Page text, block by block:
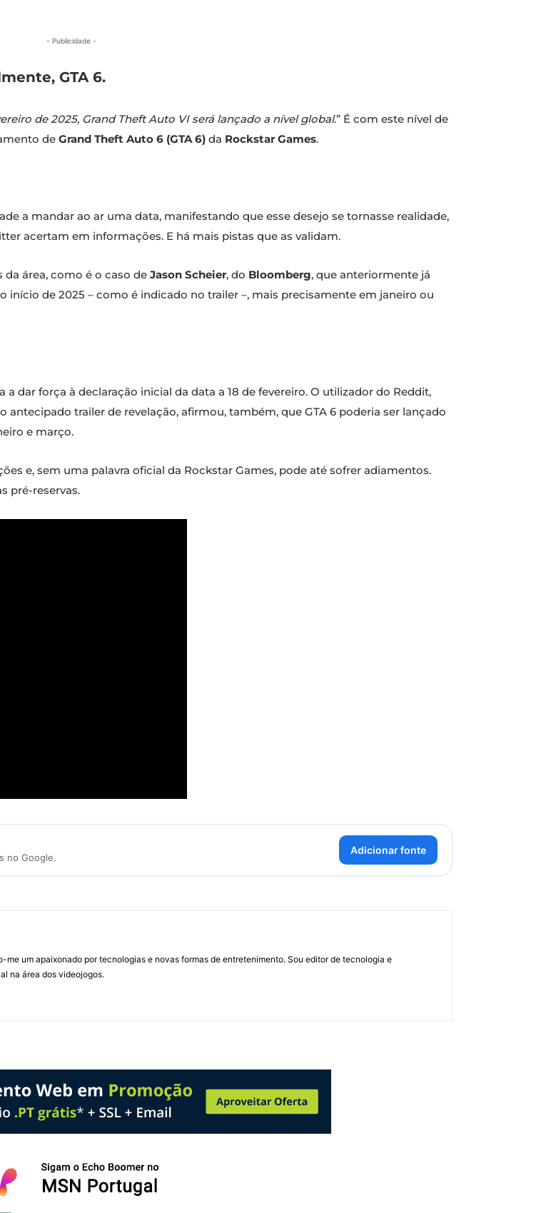
- Publicidade -
GTA 6.
de 2025, Grand Theft Auto VI será lançado a nível global.” É com este nível de
de Grand Theft Auto 6 (GTA 6) da Rockstar Games.
a mandar ao ar uma data, manifestando que esse desejo se tornasse realidade,
acertam em informações. E há mais pistas que as validam.
área, como é o caso de Jason Scheier, do Bloomberg, que anteriormente já
de 2025 – como é indicado no trailer –, mais precisamente em janeiro ou
dar força à declaração inicial da data a 18 de fevereiro. O utilizador do Reddit,
trailer de revelação, afirmou, também, que GTA 6 poderia ser lançado
e março.
e, sem uma palavra oficial da Rockstar Games, pode até sofrer adiamentos.
pré-reservas.
no Google.
Adicionar fonte
um apaixonado por tecnologias e novas formas de entretenimento. Sou editor de tecnologia e
na área dos videojogos.